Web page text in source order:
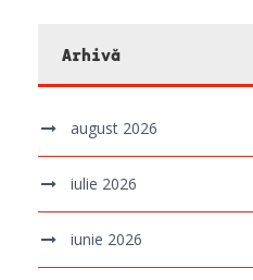
Arhivă
august 2026
iulie 2026
iunie 2026